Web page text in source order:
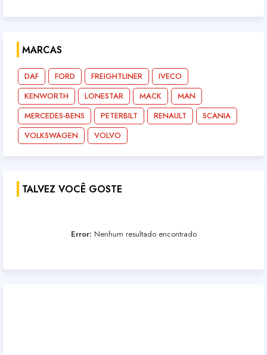
MARCAS
DAF FORD FREIGHTLINER
IVECO
KENWORTH
LONESTAR MACK
MAN
MERCEDES-BENS
PETERBILT RENAULT
SCANIA
VOLKSWAGEN
VOLVO
TALVEZ VOCÊ GOSTE
Error: Nenhum resultado encontrado